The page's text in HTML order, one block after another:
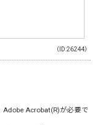
（ID:26244）
Adobe Acrobat(R)が必要で